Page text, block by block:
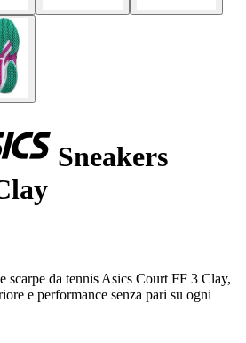
Sneakers
scarpe da tennis Asics Court FF 3 Clay,
e performance senza pari su ogni